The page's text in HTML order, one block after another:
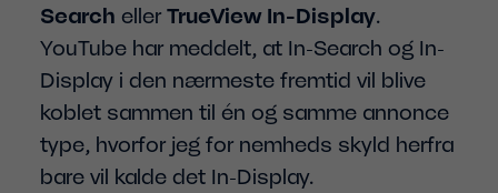
Search eller TrueView In-Display.
YouTube har meddelt, at In-Search og In-
Display i den nærmeste fremtid vil blive
koblet sammen til én og samme annonce
type, hvorfor jeg for nemheds skyld herfra
bare vil kalde det In-Display.